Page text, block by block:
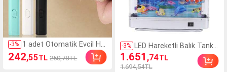
-3% 1 adet Otomatik Evcil Ha
yvan Tırnak Törpüsü, Küç
ük Köpekler, Küçük Kedile
242,55TL 250,78TL
-3%
LED Hareketli Balık Tankı
Mini Akvaryum, Yapay Tro
pikal Balık Akvaryum Lam
1.651 ,74TL
1.694,54TL